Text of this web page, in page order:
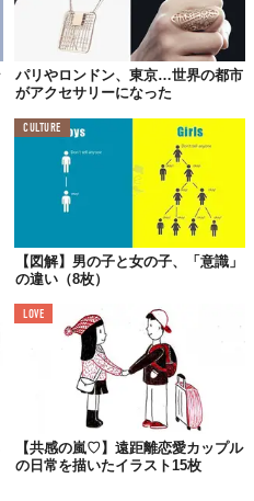
符からも
いが明確
博に合わせて開通。現在14号線
開通したNY。現在は33路線で
インも違います。
パリやロンドン、東京…世界の都市
がアクセサリーになった
CULTURE
【図解】男の子と女の子、「意識」
の違い（8枚）
LOVE
【共感の嵐♡】遠距離恋愛カップル
の日常を描いたイラスト15枚